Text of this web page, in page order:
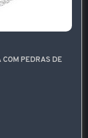
PEDRAS DE